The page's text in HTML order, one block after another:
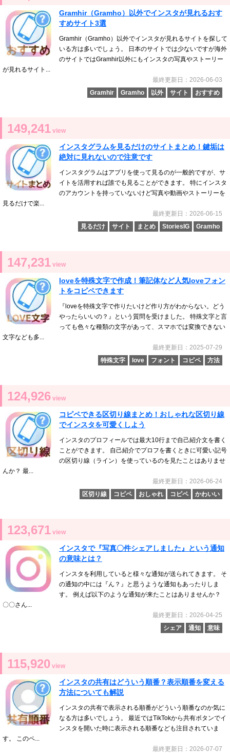
Gramhir（Gramho）以外でインスタが見れるおす
すめサイト3選
Gramhir（Gramho）以外でインスタが見れるサイトを探して
いる方は多いでしょう。 日本のサイトでは少ないですが海外
のサイトではGramhir以外にもインスタの写真やストーリー
が見れるサイト...
最終更新日：2026-06-03
Gramhir
Gramho 以外 サイト おすすめ
149,241 view
インスタグラムを見るだけのサイトまとめ！鍵垢は
絶対に見れないので注意です
インスタグラムはアプリを使って見るのが一般的ですが、サ
イトを活用すれば誰でも見ることができます。 特にインスタ
のアカウントを持っていないけど写真や動画やストーリーを
見るだけで楽...
最終更新日：2026-06-15
見るだけ
サイト まとめ StoriesIG Gramho
147,231 view
loveを特殊文字で作成！筆記体など人気loveフォン
トをコピペできます
『loveを特殊文字で作りたいけど作り方がわからない。どう
やったらいいの？』という質問を受けました。 特殊文字と言
っても色々な種類の文字があって、スマホでは変換できない
文字なども多...
最終更新日：2025-07-29
特殊文字
love フォント コピペ 方法
124,926 view
コピペできる区切り線まとめ！おしゃれな区切り線
でインスタを可愛くしよう
インスタのプロフィールでは最大10行まで自己紹介文を書く
ことができます。 自己紹介でプロフを書くときに可愛い記号
の区切り線（ライン）を使っているのを見たことはありませ
んか？ 最...
最終更新日：2026-06-24
区切り線
コピペ おしゃれ コピペ かわいい
123,671 view
インスタで『写真〇件シェアしました』という通知
の意味とは？
インスタを利用していると様々な通知が送られてきます。 そ
の通知の中には『ん？』と思うような通知もあったりしま
す。 例えば以下のような通知が来たことはありませんか？
〇〇さん...
最終更新日：2026-04-25
シェア
通知 意味
115,920 view
インスタの共有はどういう順番？表示順番を変える
方法についても解説
インスタの共有で表示される順番がどういう順番なのか気に
なる方は多いでしょう。 最近ではTikTokから共有ボタンでイ
ンスタを開いた時に表示される順番なども注目されていま
す。 このペ...
最終更新日：2026-07-07